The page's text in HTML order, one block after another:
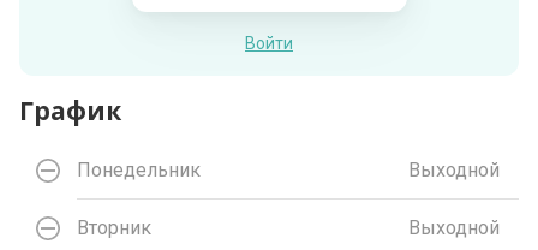
Войти
График
Понедельник Выходной
Вторник Выходной